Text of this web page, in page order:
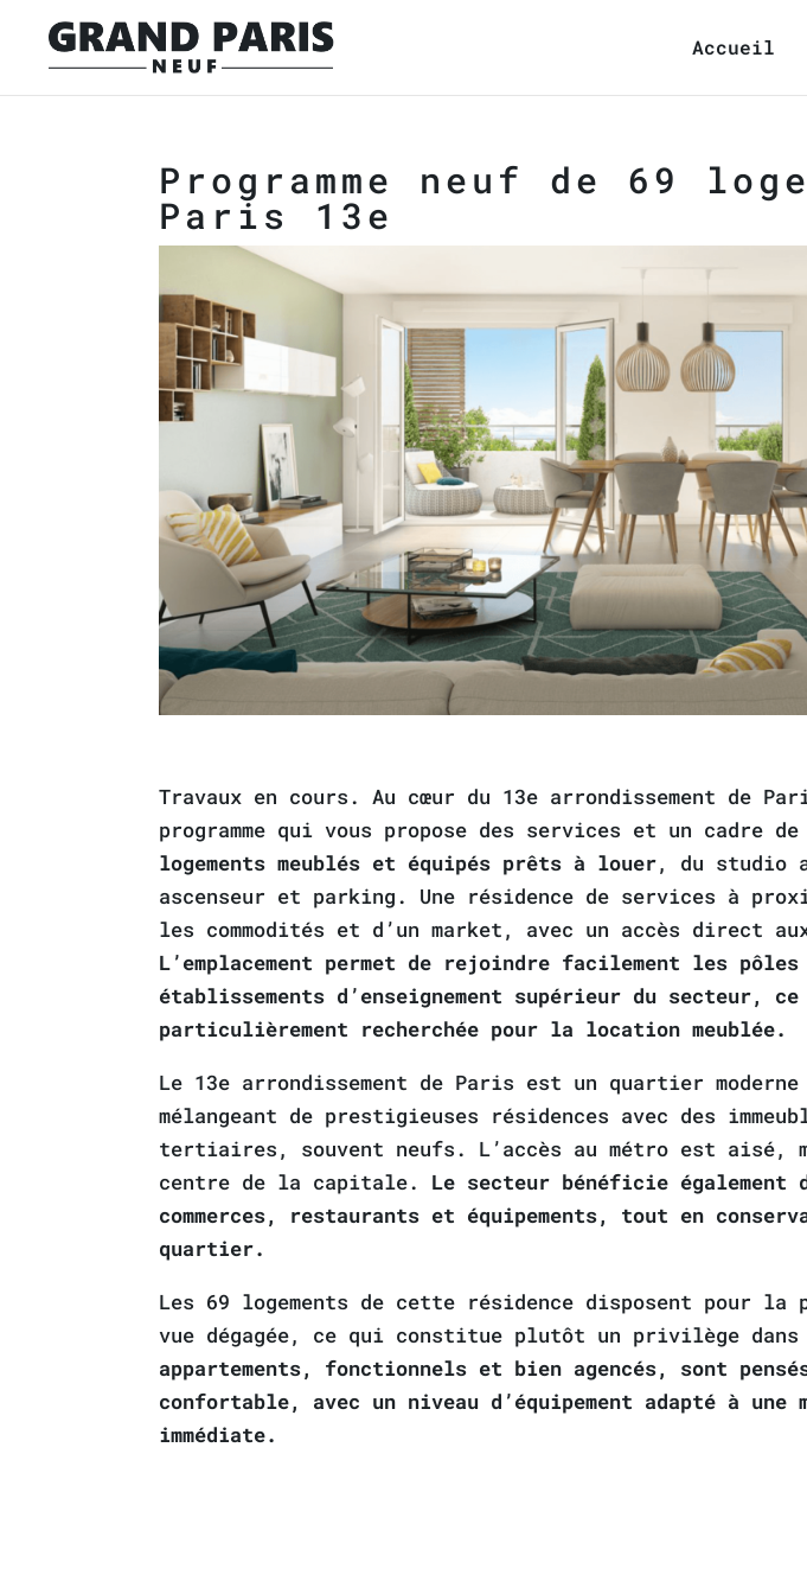
Accueil
Programme neuf de 69
Paris 13e
Travaux en cours. Au cœur du 13e arrondissement de
programme qui vous propose des services et un cadre
logements meublés et équipés prêts à louer, du studio
ascenseur et parking. Une résidence de services à
les commodités et d’un market, avec un accès direct
L’emplacement permet de rejoindre facilement les
établissements d’enseignement supérieur du secteur,
particulièrement recherchée pour la location meublée.
Le 13e arrondissement de Paris est un quartier
mélangeant de prestigieuses résidences avec des
tertiaires, souvent neufs. L’accès au métro est aisé,
centre de la capitale. Le secteur bénéficie également
commerces, restaurants et équipements, tout en
quartier.
Les 69 logements de cette résidence disposent pour la
vue dégagée, ce qui constitue plutôt un privilège
appartements, fonctionnels et bien agencés, sont
confortable, avec un niveau d’équipement adapté à une
immédiate.